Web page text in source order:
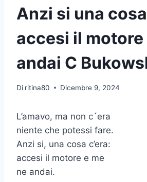
Anzi si una
accesi il motore
andai C
Di ritina80 Dicembre 9, 2024
L’amavo, ma non c´era
niente che potessi fare.
Anzi si, una cosa c’era:
accesi il motore e me
ne andai.